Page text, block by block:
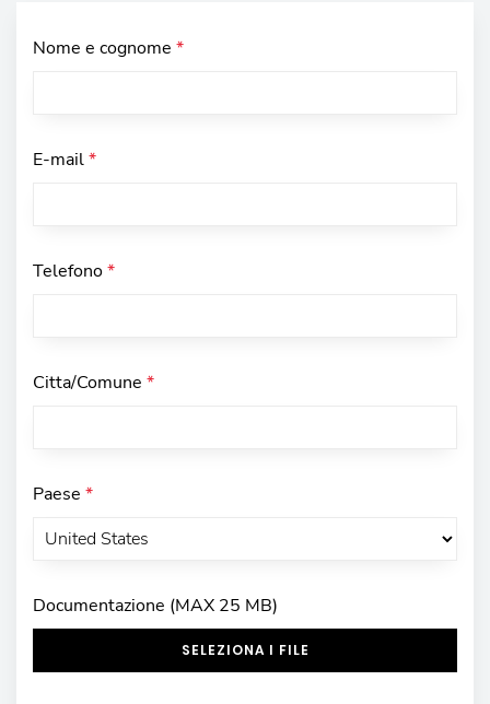
Nome e cognome *
E-mail*
Telefono*
Citta/Comune *
Paese *
Documentazione (MAX 25 MB)
SELEZIONA I FILE